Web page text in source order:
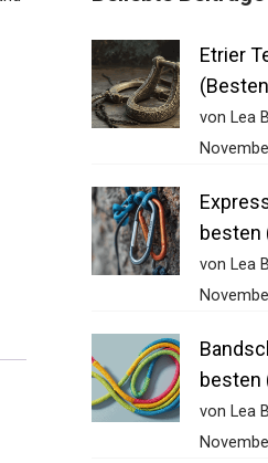
Etrier
von Lea
besten
von Lea
besten
von Lea